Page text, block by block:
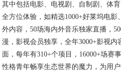
其中包括电影、电视剧、自制剧、体
全方位体验，如精选1000+好莱坞电
外内容，50场海内外音乐独家直播，
漫，影视会员独享，全年3000+影视
面，每年有310+个项目，16000+场赛
性格青年畅享生态世界的魔力，为用